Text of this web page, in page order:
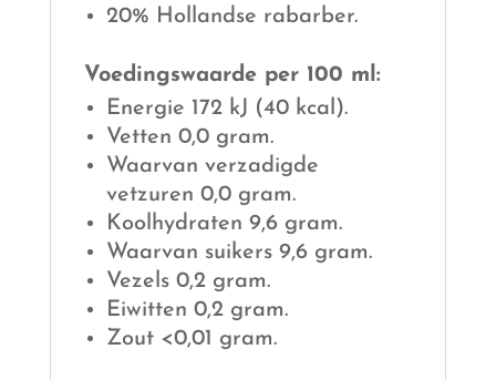
20% Hollandse rabarber.
Voedingswaarde per 100 ml:
Energie 172 kJ (40 kcal).
Vetten 0,0 gram.
Waarvan verzadigde
vetzuren 0,0 gram.
Koolhydraten 9,6 gram.
Waarvan suikers 9,6 gram.
Vezels 0,2 gram.
Eiwitten 0,2 gram.
Zout <0,01 gram.